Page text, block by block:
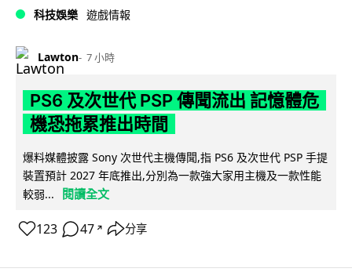
科技娛樂 遊戲情報
Lawton 7 小時
PS6 及次世代 PSP 傳聞流出 記憶體危
機恐拖累推出時間
爆料媒體披露 Sony 次世代主機傳聞,指 PS6 及次世代 PSP 手提
裝置預計 2027 年底推出,分別為一款強大家用主機及一款性能
較弱...
閱讀全文
123 47 ↗ 分享